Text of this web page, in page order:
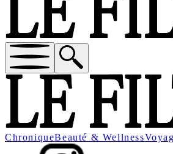
ChroniqueBeauté & Wellness